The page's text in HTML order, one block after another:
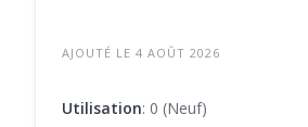
AJOUTÉ LE 4 AOÛT 2026
Utilisation: 0 (Neuf)